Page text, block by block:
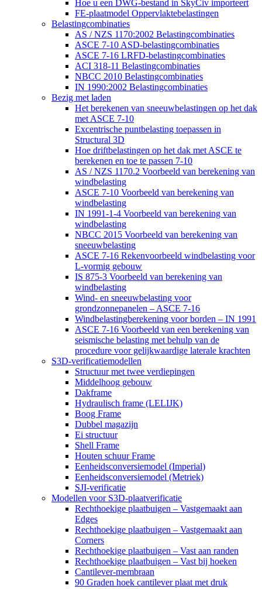
Hoe u een DWG-bestand in SkyCiv importeert
FE-plaatmodel Oppervlaktebelastingen
Belastingcombinaties
AS / NZS 1170:2002 Belastingcombinaties
ASCE 7-10 ASD-belastingcombinaties
ASCE 7-16 LRFD-belastingcombinaties
ACI 318-11 Belastingcombinaties
NBCC 2010 Belastingcombinaties
IN 1990:2002 Belastingcombinaties
Bezig met laden
Het berekenen van sneeuwbelastingen op het dak
met ASCE 7-10
Excentrische puntbelasting toepassen in
Structural 3D
Hoe driftbelastingen op het dak met ASCE te
berekenen en toe te passen 7-10
AS / NZS 1170.2 Voorbeeld van berekening van
windbelasting
ASCE 7-10 Voorbeeld van berekening van
windbelasting
IN 1991-1-4 Voorbeeld van berekening van
windbelasting
NBCC 2015 Voorbeeld van berekening van
sneeuwbelasting
ASCE 7-16 Rekenvoorbeeld windbelasting voor
L-vormig gebouw
IS 875-3 Voorbeeld van berekening van
windbelasting
Wind- en sneeuwbelasting voor
grondzonnepanelen – ASCE 7-16
Windbelastingberekening voor borden – IN 1991
ASCE 7-16 Voorbeeld van een berekening van
seismische belasting met behulp van de
procedure voor gelijkwaardige laterale krachten
S3D-verificatiemodellen
Structuur met twee verdiepingen
Middelhoog gebouw
Dakframe
Hydraulisch frame (LELIJK)
Boog Frame
Dubbel magazijn
Ei structuur
Shell Frame
Houten schuur Frame
Eenheidsconversiemodel (Imperial)
Eenheidsconversiemodel (Metriek)
SJI-verificatie
Modellen voor S3D-plaatverificatie
Rechthoekige plaatbuigen – Vastgemaakt aan
Edges
Rechthoekige plaatbuigen – Vastgemaakt aan
Corners
Rechthoekige plaatbuigen – Vast aan randen
Rechthoekige plaatbuigen – Vast bij hoeken
Cantilever-membraan
90 Graden hoek cantilever plaat met druk